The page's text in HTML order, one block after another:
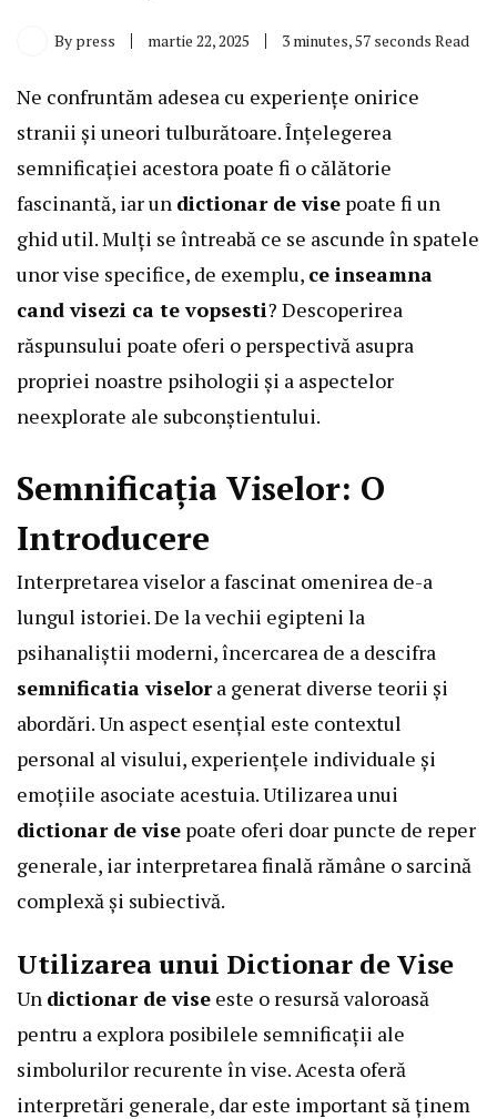
By press martie 22, 2025 3 minutes, 57 seconds Read
Ne confruntăm adesea cu experiențe onirice
stranii și uneori tulburătoare. Înțelegerea
semnificației acestora poate fi o călătorie
fascinantă, iar un dictionar de vise poate fi un
ghid util. Mulți se întreabă ce se ascunde în spatele
unor vise specifice, de exemplu, ce inseamna
cand visezi ca te vopsesti? Descoperirea
răspunsului poate oferi o perspectivă asupra
propriei noastre psihologii și a aspectelor
neexplorate ale subconștientului.
Semnificația Viselor: O
Introducere
Interpretarea viselor a fascinat omenirea de-a
lungul istoriei. De la vechii egipteni la
psihanaliștii moderni, încercarea de a descifra
semnificatia viselora generat diverse teorii și
abordări. Un aspect esențial este contextul
personal al visului, experiențele individuale și
emoțiile asociate acestuia. Utilizarea unui
dictionar de vise poate oferi doar puncte de reper
generale, iar interpretarea finală rămâne o sarcină
complexă și subiectivă.
Utilizarea unui Dictionar de Vise
Un dictionar de vise este o resursă valoroasă
pentru a explora posibilele semnificații ale
simbolurilor recurente în vise. Acesta oferă
interpretări generale, dar este important să ținem